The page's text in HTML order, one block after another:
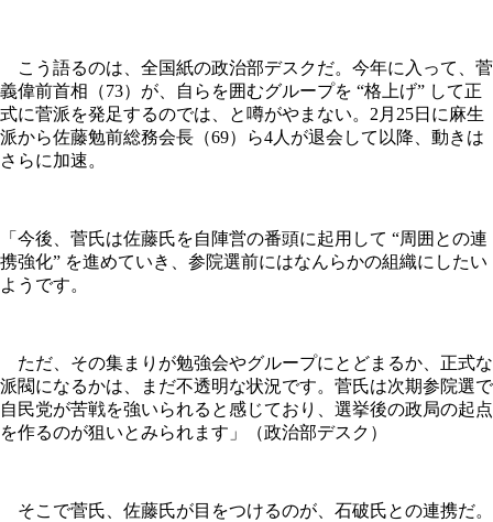
こう語るのは、全国紙の政治部デスクだ。今年に入って、菅
義偉前首相（73）が、自らを囲むグループを “格上げ” して正
式に菅派を発足するのでは、と噂がやまない。2月25日に麻生
派から佐藤勉前総務会長（69）ら4人が退会して以降、動きは
さらに加速。
「今後、菅氏は佐藤氏を自陣営の番頭に起用して “周囲との連
携強化” を進めていき、参院選前にはなんらかの組織にしたい
ようです。
ただ、その集まりが勉強会やグループにとどまるか、正式な
派閥になるかは、まだ不透明な状況です。菅氏は次期参院選で
自民党が苦戦を強いられると感じており、選挙後の政局の起点
を作るのが狙いとみられます」（政治部デスク）
そこで菅氏、佐藤氏が目をつけるのが、石破氏との連携だ。